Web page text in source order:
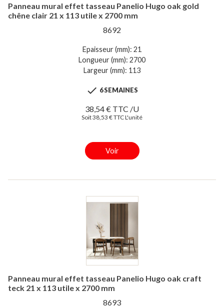
Panneau mural effet tasseau Panelio Hugo oak gold
chêne clair 21 x 113 utile x 2700 mm
8692
Epaisseur (mm): 21
Longueur (mm): 2700
Largeur (mm): 113
 6 SEMAINES
38,54 € TTC /U
Soit 38,53 € TTC L'unité
Voir
Panneau mural effet tasseau Panelio Hugo oak craft
teck 21 x 113 utile x 2700 mm
8693